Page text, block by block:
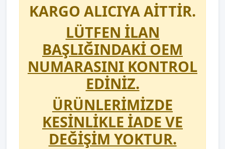
KARGO ALICIYA AİTTİR.
LÜTFEN İLAN
BAŞLIĞINDAKİ OEM
NUMARASINI KONTROL
EDİNİZ.
ÜRÜNLERİMİZDE
KESİNLİKLE İADE VE
DEĞİŞİM YOKTUR.